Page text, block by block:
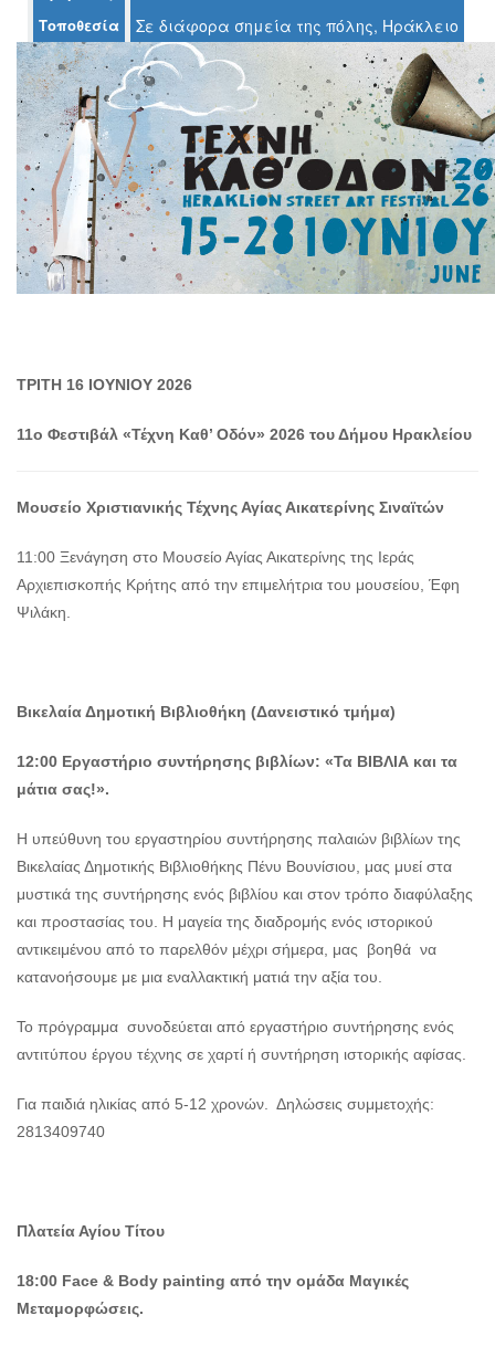
ΤΟΠΟΣ
ΜΑΣ
ΔΗΜΟΣ
ΠΟΛΙΤΙΣΜΟΣ
ΑΝΘΕΚΤΙΚΗ
Τοποθεσία Σε διάφορα σημεία της πόλης, Ηράκλειο
ΤΡΙΤΗ 16 ΙΟΥΝΙΟΥ 2026
11ο Φεστιβάλ «Τέχνη Καθ’ Οδόν» 2026 του Δήμου Ηρακλείου
Μουσείο Χριστιανικής Τέχνης Αγίας Αικατερίνης Σιναϊτών
11:00 Ξενάγηση στο Μουσείο Αγίας Αικατερίνης της Ιεράς
Αρχιεπισκοπής Κρήτης από την επιμελήτρια του μουσείου, Έφη
Ψιλάκη.
Βικελαία Δημοτική Βιβλιοθήκη (Δανειστικό τμήμα)
12:00 Εργαστήριο συντήρησης βιβλίων: «Τα ΒΙΒΛΙΑ και τα
μάτια σας!».
Η υπεύθυνη του εργαστηρίου συντήρησης παλαιών βιβλίων της
Βικελαίας Δημοτικής Βιβλιοθήκης Πένυ Βουνίσιου, μας μυεί στα
μυστικά της συντήρησης ενός βιβλίου και στον τρόπο διαφύλαξης
και προστασίας του. Η μαγεία της διαδρομής ενός ιστορικού
αντικειμένου από το παρελθόν μέχρι σήμερα, μας βοηθά να
κατανοήσουμε με μια εναλλακτική ματιά την αξία του.
Το πρόγραμμα συνοδεύεται από εργαστήριο συντήρησης ενός
αντιτύπου έργου τέχνης σε χαρτί ή συντήρηση ιστορικής αφίσας.
Για παιδιά ηλικίας από 5-12 χρονών. Δηλώσεις συμμετοχής:
2813409740
Πλατεία Αγίου Τίτου
18:00 Face & Body painting από την ομάδα Μαγικές
Μεταμορφώσεις.